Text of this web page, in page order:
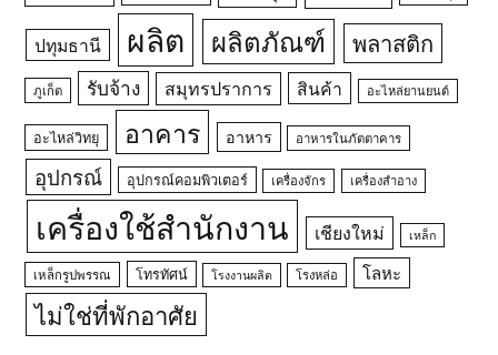
ปทุมธานี ผลิต ผลิตภัณฑ์ พลาสติก
ภูเก็ต รับจ้าง สมุทรปราการ สินค้า อะไหล่ยานยนต์
อะไหล่วิทยุ อาคาร อาหาร อาหารในภัตตาคาร
อุปกรณ์ อุปกรณ์คอมพิวเตอร์ เครื่องจักร เครื่องสำอาง
เครื่องใช้สำนักงาน เชียงใหม่ เหล็ก
เหล็กรูปพรรณ โทรทัศน์ โรงงานผลิต โรงหล่อ โลหะ
ไม่ใช่ที่พักอาศัย